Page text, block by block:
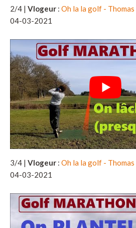
2/4 | Vlogeur : Oh la la golf - Thomas
04-03-2021
3/4 | Vlogeur : Oh la la golf - Thomas
04-03-2021